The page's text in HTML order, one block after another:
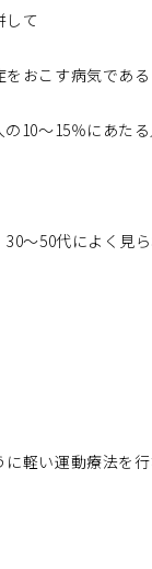
して
おこす病気である
10～15％にあた
～50代によく見
軽い運動療法を行